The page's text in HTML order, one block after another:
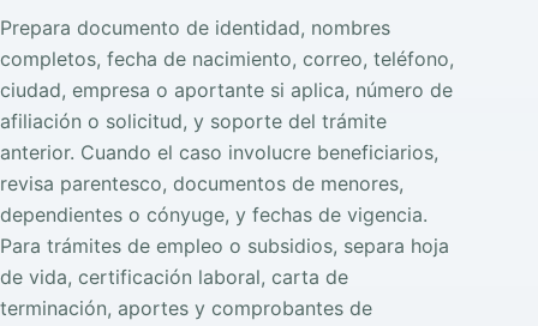
Prepara documento de identidad, nombres
completos, fecha de nacimiento, correo, teléfono,
ciudad, empresa o aportante si aplica, número de
afiliación o solicitud, y soporte del trámite
anterior. Cuando el caso involucre beneficiarios,
revisa parentesco, documentos de menores,
dependientes o cónyuge, y fechas de vigencia.
Para trámites de empleo o subsidios, separa hoja
de vida, certificación laboral, carta de
terminación, aportes y comprobantes de